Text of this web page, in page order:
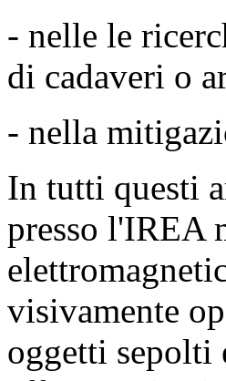
- nelle le
di cadaveri o
- nella
In tutti questi
presso l'IREA
visivamente
oggetti sepolti